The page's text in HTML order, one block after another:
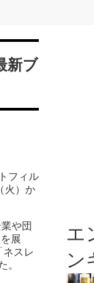
新ブ
フィル
火）か
や団
展
スレ
。
エ
ン